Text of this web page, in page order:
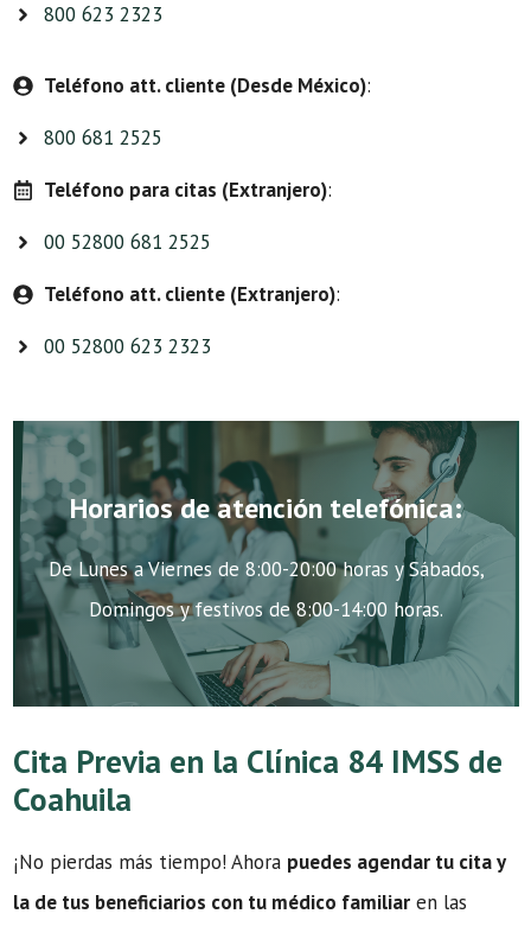
800 623 2323
Teléfono att. cliente (Desde México):
800 681 2525
Teléfono para citas (Extranjero):
00 52800 681 2525
Teléfono att. cliente (Extranjero):
00 52800 623 2323
Horarios de atención telefónica:
De Lunes a Viernes de 8:00-20:00 horas y Sábados,
Domingos y festivos de 8:00-14:00 horas.
Cita Previa en la Clínica 84 IMSS de
Coahuila
¡No pierdas más tiempo! Ahora puedes agendar tu cita y
la de tus beneficiarios con tu médico familiar en las